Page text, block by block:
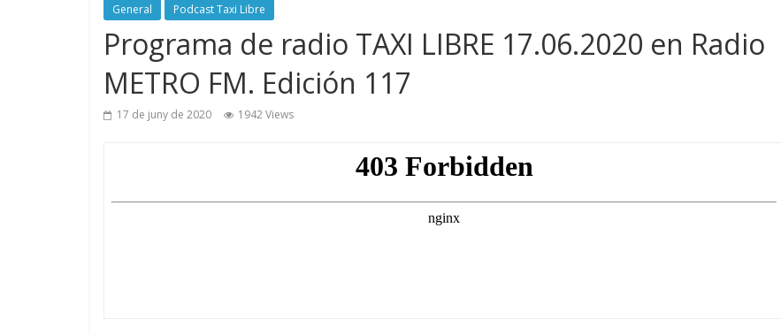
General Podcast Taxi Libre
Programa de radio TAXI LIBRE 17.06.2020 en Radio
METRO FM. Edición 117
17 de juny de 2020 1942 Views